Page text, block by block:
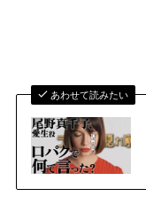
あわせて読みたい